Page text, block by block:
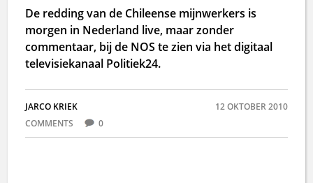
De redding van de Chileense mijnwerkers is
morgen in Nederland live, maar zonder
commentaar, bij de NOS te zien via het digitaal
televisiekanaal Politiek24.
JARCO KRIEK
12 OKTOBER 2010
COMMENTS
0